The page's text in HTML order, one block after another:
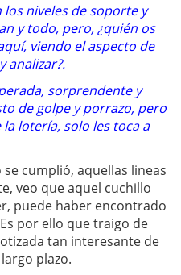
niveles de soporte y
y todo, pero, ¿quién os
viendo el aspecto de
analizar?.
sorprendente y
de golpe y porrazo, pero
lotería, solo les toca a
cumplió, aquellas lineas
veo que aquel cuchillo
puede haber encontrado
por ello que traigo de
tan interesante de
plazo.